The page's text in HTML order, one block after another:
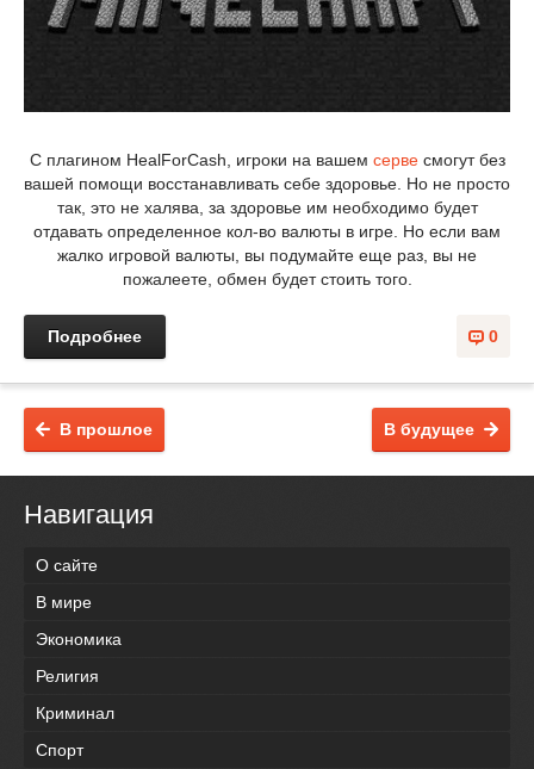
С плагином HealForCash, игроки на вашем сервесмогут без
вашей помощи восстанавливать себе здоровье. Но не просто
так, это не халява, за здоровье им необходимо будет
отдавать определенное кол-во валюты в игре. Но если вам
жалко игровой валюты, вы подумайте еще раз, вы не
пожалеете, обмен будет стоить того.
0
Подробнее
В будущее
В прошлое
Навигация
О сайте
В мире
Экономика
Религия
Криминал
Спорт